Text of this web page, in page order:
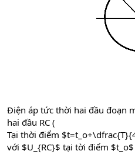
Điện áp tức thời hai đầu đoạn
hai đầu RC (
Tại thời điểm
với $U_{RC}$ tại tời điểm $t_o$